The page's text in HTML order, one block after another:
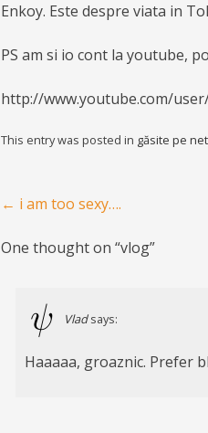
Enkoy. Este despre viata in
PS am si io cont la youtube,
http://www.youtube.com/
This entry was posted in găsite pe net
Post navigation
← i am too sexy….
One thought on “vlog”
Vlad says:
Haaaaa, groaznic. Prefer